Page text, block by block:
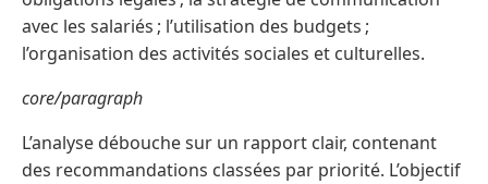
avec les salariés ; l’utilisation des budgets ;
l’organisation des activités sociales et culturelles.
core/paragraph
L’analyse débouche sur un rapport clair, contenant
des recommandations classées par priorité. L’objectif